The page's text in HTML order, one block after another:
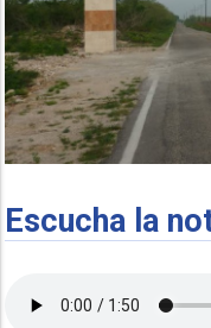
Escucha la